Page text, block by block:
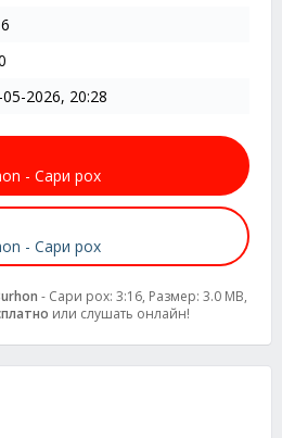
05-2026, 20:28
- Сари рох
- Сари рох
- Сари рох: 3:16, Размер: 3.0 MB,
или слушать онлайн!